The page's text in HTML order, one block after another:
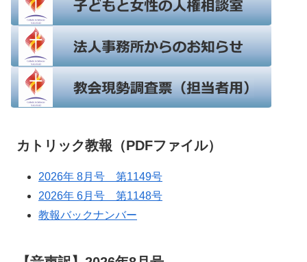
カトリック教報（PDFファイル）
2026年 8月号 第1149号
2026年 6月号 第1148号
教報バックナンバー